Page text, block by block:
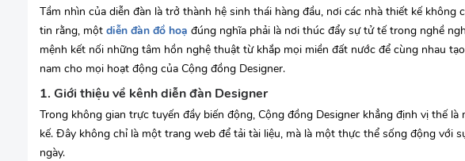
Tầm nhìn của diễn đàn là trở thành hệ sinh thái hàng đầu, nơi các nhà thiết kế
tin rằng, một diễn đàn đồ hoạ đúng nghĩa phải là nơi thúc đẩy sự tử tế trong nghề
mệnh kết nối những tâm hồn nghệ thuật từ khắp mọi miền đất nước để cùng nhau
nam cho mọi hoạt động của Cộng đồng Designer.
1. Giới thiệu về kênh diễn đàn Designer
Trong không gian trực tuyến đầy biến động, Cộng đồng Designer khẳng định vị thế
kế. Đây không chỉ là một trang web để tải tài liệu, mà là một thực thể sống động với
ngày.